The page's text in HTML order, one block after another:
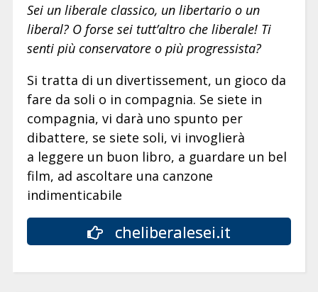
Sei un liberale classico, un libertario o un
liberal? O forse sei tutt’altro che liberale! Ti
senti più conservatore o più progressista?
Si tratta di un divertissement, un gioco da
fare da soli o in compagnia. Se siete in
compagnia, vi darà uno spunto per
dibattere, se siete soli, vi invoglierà
a leggere un buon libro, a guardare un bel
film, ad ascoltare una canzone
indimenticabile
cheliberalesei.it